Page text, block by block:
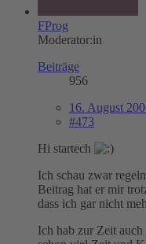
FProg
Moderator:in
Beiträge
956
16. August
#473
Hi startech
Ich schau zwar
Beitrag hat er mir
dass ich gar nicht
Ich hab zur Zeit